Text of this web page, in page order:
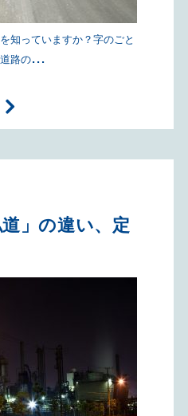
知っていますか？字のごと
路の...
道」の違い、定